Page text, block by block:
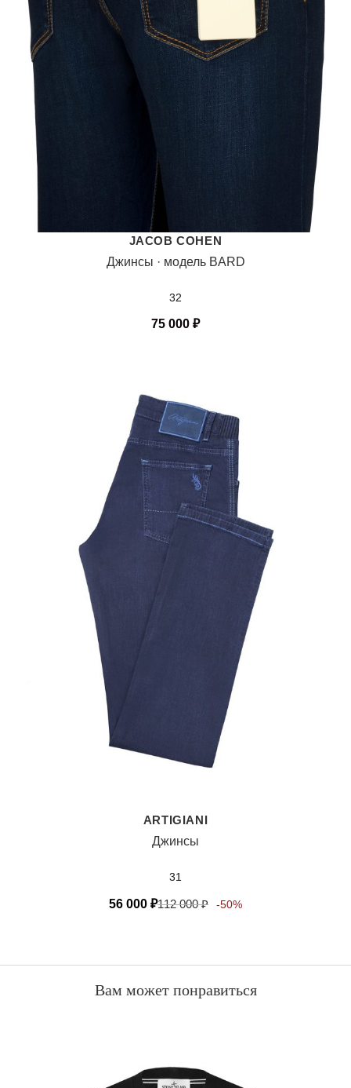
JACOB COHEN
Джинсы · модель BARD
32
75 000 ₽
ARTIGIANI
Джинсы
31
56 000 ₽112 000₽ -50%
Вам может понравиться